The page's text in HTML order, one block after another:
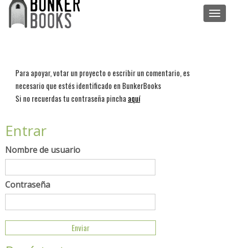
Para apoyar, votar un proyecto o escribir un comentario, es
necesario que estés identificado en BunkerBooks
Si no recuerdas tu contraseña pincha aquí
Entrar
Nombre de usuario
Contraseña